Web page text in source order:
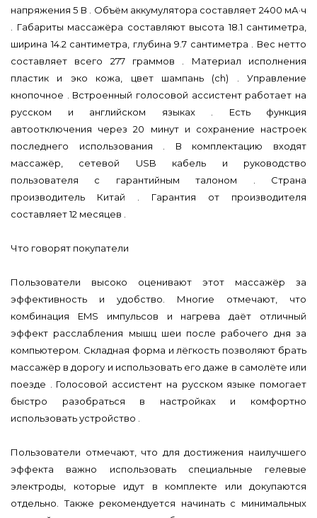
напряжения 5 В . Объём аккумулятора составляет 2400 мА·ч
. Габариты массажёра составляют высота 18.1 сантиметра,
ширина 14.2 сантиметра, глубина 9.7 сантиметра . Вес нетто
составляет всего 277 граммов . Материал исполнения
пластик и эко кожа, цвет шампань (ch) . Управление
кнопочное . Встроенный голосовой ассистент работает на
русском и английском языках . Есть функция
автоотключения через 20 минут и сохранение настроек
последнего использования . В комплектацию входят
массажёр, сетевой USB кабель и руководство
пользователя с гарантийным талоном . Страна
производитель Китай . Гарантия от производителя
составляет 12 месяцев .
Что говорят покупатели
Пользователи высоко оценивают этот массажёр за
эффективность и удобство. Многие отмечают, что
комбинация EMS импульсов и нагрева даёт отличный
эффект расслабления мышц шеи после рабочего дня за
компьютером. Складная форма и лёгкость позволяют брать
массажёр в дорогу и использовать его даже в самолёте или
поезде . Голосовой ассистент на русском языке помогает
быстро разобраться в настройках и комфортно
использовать устройство .
Пользователи отмечают, что для достижения наилучшего
эффекта важно использовать специальные гелевые
электроды, которые идут в комплекте или докупаются
отдельно. Также рекомендуется начинать с минимальных